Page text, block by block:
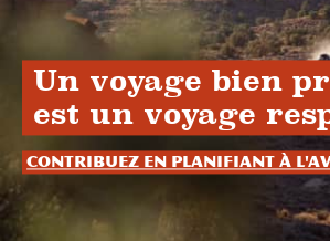
Un voyage bien
est un voyage
Contribuez en planifiant à